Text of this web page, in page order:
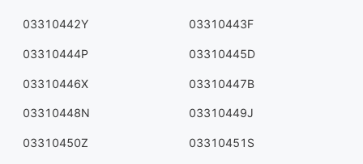
03310442Y 03310443F
03310444P 03310445D
03310446X 03310447B
03310448N 03310449J
03310450Z 03310451S